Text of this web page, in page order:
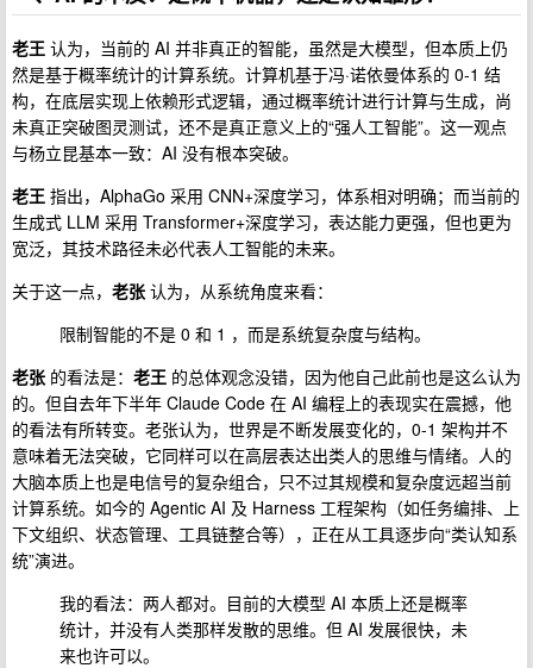
老王 认为，当前的 AI 并非真正的智能，虽然是大模型，但本质上仍
然是基于概率统计的计算系统。计算机基于冯·诺依曼体系的 0-1 结
构，在底层实现上依赖形式逻辑，通过概率统计进行计算与生成，尚
未真正突破图灵测试，还不是真正意义上的“强人工智能”。这一观点
与杨立昆基本一致：AI 没有根本突破。
老王 指出，AlphaGo 采用 CNN+深度学习，体系相对明确；而当前的
生成式 LLM 采用 Transformer+深度学习，表达能力更强，但也更为
宽泛，其技术路径未必代表人工智能的未来。
关于这一点， 老张 认为，从系统角度来看：
限制智能的不是 0 和 1 ，而是系统复杂度与结构。
老张 的看法是： 老王 的总体观念没错，因为他自己此前也是这么认为
的。但自去年下半年 Claude Code 在 AI 编程上的表现实在震撼，他
的看法有所转变。老张认为，世界是不断发展变化的，0-1 架构并不
意味着无法突破，它同样可以在高层表达出类人的思维与情绪。人的
大脑本质上也是电信号的复杂组合，只不过其规模和复杂度远超当前
计算系统。如今的 Agentic AI 及 Harness 工程架构（如任务编排、上
下文组织、状态管理、工具链整合等），正在从工具逐步向“类认知系
统”演进。
我的看法：两人都对。目前的大模型 AI 本质上还是概率
统计，并没有人类那样发散的思维。但 AI 发展很快，未
来也许可以。